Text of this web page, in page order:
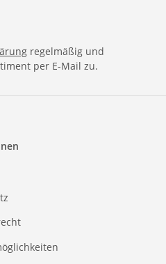
regelmäßig und
per E-Mail zu.